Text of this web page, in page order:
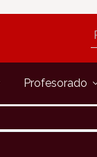
Profesorado